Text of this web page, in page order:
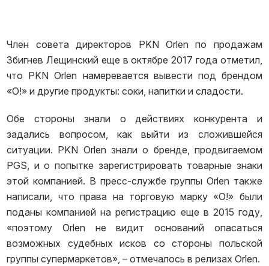
Член совета директоров PKN Orlen по продажам
Збигнев Лещинский еще в октябре 2017 года отметил,
что PKN Orlen намеревается вывести под брендом
«О!» и другие продукты: соки, напитки и сладости.
Обе стороны знали о действиях конкурента и
задались вопросом, как выйти из сложившейся
ситуации. PKN Orlen знали о бренде, продвигаемом
PGS, и о попытке зарегистрировать товарные знаки
этой компанией. В пресс-службе группы Orlen также
написали, что права на торговую марку «O!» были
поданы компанией на регистрацию еще в 2015 году,
«поэтому Orlen не видит оснований опасаться
возможных судебных исков со стороны польской
группы супермаркетов», – отмечалось в релизах Оrlen.